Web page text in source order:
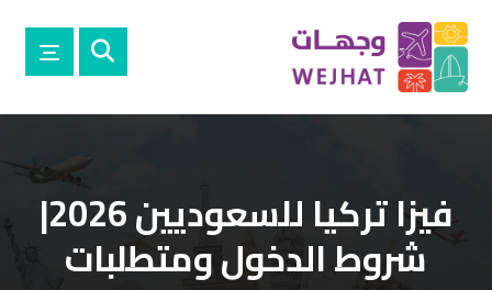
فيزا تركيا للسعوديين 2026|
شروط الدخول ومتطلبات